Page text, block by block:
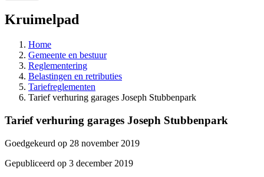
Kruimelpad
Home
Gemeente en bestuur
Reglementering
Belastingen en retributies
Tariefreglementen
Tarief verhuring garages Joseph Stubbenpark
Tarief verhuring garages Joseph Stubbenpark
Goedgekeurd op 28 november 2019
Gepubliceerd op 3 december 2019